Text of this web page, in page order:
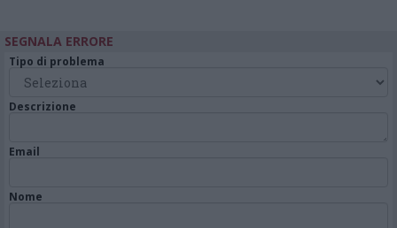
SEGNALA ERRORE
Tipo di problema
Descrizione
Email
Nome